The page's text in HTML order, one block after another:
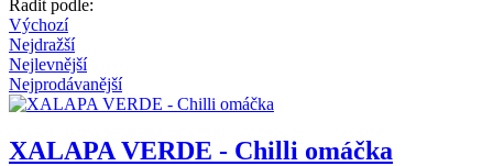
Řadit podle:
Výchozí
Nejdražší
Nejlevnější
Nejprodávanější
XALAPA VERDE - Chilli omáčka